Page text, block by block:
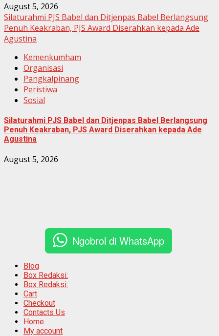
August 5, 2026
Silaturahmi PJS Babel dan Ditjenpas Babel Berlangsung
Penuh Keakraban, PJS Award Diserahkan kepada Ade
Agustina
Kemenkumham
Organisasi
Pangkalpinang
Peristiwa
Sosial
Silaturahmi PJS Babel dan Ditjenpas Babel Berlangsung
Penuh Keakraban, PJS Award Diserahkan kepada Ade
Agustina
August 5, 2026
Ngobrol di WhatsApp
Blog
Box Redaksi:
Box Redaksi:
Cart
Checkout
Contacts Us
Home
My account